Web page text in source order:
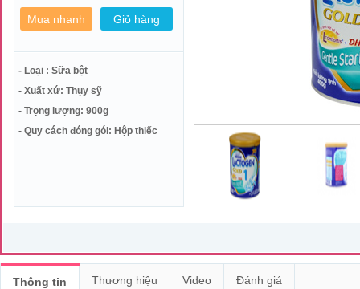
- Loại : Sữa bột
- Xuất xứ: Thụy sỹ
- Trọng lượng: 900g
- Quy cách đóng gói: Hộp thiếc
Thông tin Thương hiệu Video Đánh giá